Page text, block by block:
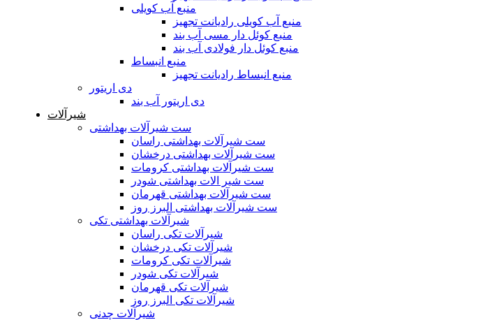
منبع آب کویلی
منبع آب کویلی رادیانت تجهیز
منبع کوئل دار مسی آب بند
منبع کوئل دار فولادی آب بند
منبع انبساط
منبع انبساط رادیانت تجهیز
دی اریتور
دی اریتور آب بند
شیرآلات
ست شیرآلات بهداشتی
ست شیرآلات بهداشتی راسان
ست شیرآلات بهداشتی درخشان
ست شیرآلات بهداشتی کرومات
ست شیر الات بهداشتی شودر
ست شیرآلات بهداشتی قهرمان
ست شیرآلات بهداشتی البرز روز
شیرآلات بهداشتی تکی
شیرآلات تکی راسان
شیرآلات تکی درخشان
شیرآلات تکی کرومات
شیرآلات تکی شودر
شیرآلات تکی قهرمان
شیرآلات تکی البرز روز
شیرآلات چدنی